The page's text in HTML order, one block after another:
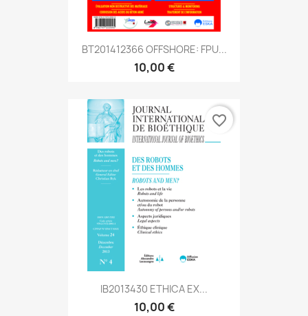
BT201412366 OFFSHORE: FPU...
10,00 €
IB2013430 ETHICA EX...
10,00 €
favorite_border